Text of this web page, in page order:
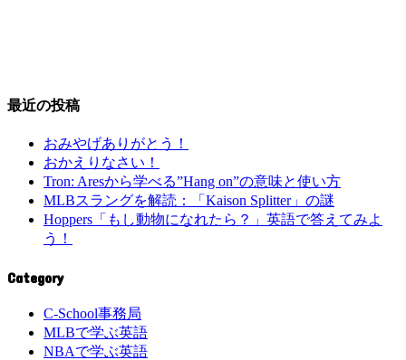
最近の投稿
おみやげありがとう！
おかえりなさい！
Tron: Aresから学べる”Hang on”の意味と使い方
MLBスラングを解読：「Kaison Splitter」の謎
Hoppers「もし動物になれたら？」英語で答えてみよ
う！
Category
C-School事務局
MLBで学ぶ英語
NBAで学ぶ英語